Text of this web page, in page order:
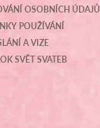
OSOBNÍCH ÚDAJŮ
POUŽÍVÁNÍ
A VIZE
SVĚT SVATEB